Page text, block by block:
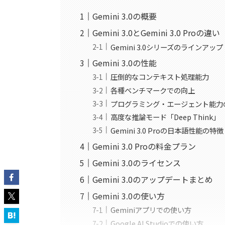
Gemini 3.0の概要
Gemini 3.0とGemini 3.0 Proの違い
Gemini 3.0シリーズのラインアップ
Gemini 3.0の性能
圧倒的なコンテキスト処理能力
各種ベンチマークでの向上
プログラミング・エージェント能
高度な推論モード「Deep Think」
Gemini 3.0 Proの日本語性能の特徴
Gemini 3.0 Proの料金プラン
Gemini 3.0のライセンス
Gemini 3.0のアップデートまとめ
Gemini 3.0の使い方
Geminiアプリでの使い方